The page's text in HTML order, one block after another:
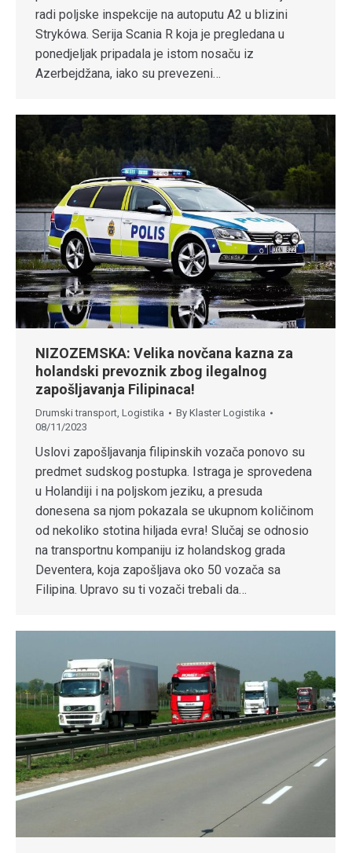
radi poljske inspekcije na autoputu A2 u blizini
Strykówa. Serija Scania R koja je pregledana u
ponedjeljak pripadala je istom nosaču iz
Azerbejdžana, iako su prevezeni…
NIZOZEMSKA: Velika novčana kazna za
holandski prevoznik zbog ilegalnog
zapošljavanja Filipinaca!
Drumski transport Logistika By Klaster Logistika
08/11/2023
Uslovi zapošljavanja filipinskih vozača ponovo su
predmet sudskog postupka. Istraga je sprovedena
u Holandiji i na poljskom jeziku, a presuda
donesena sa njom pokazala se ukupnom količinom
od nekoliko stotina hiljada evra! Slučaj se odnosio
na transportnu kompaniju iz holandskog grada
Deventera, koja zapošljava oko 50 vozača sa
Filipina. Upravo su ti vozači trebali da…